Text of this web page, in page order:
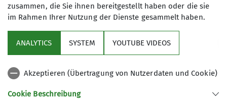
Service
Links
zusammen, die Sie ihnen bereitgestellt haben oder die sie
im Rahmen Ihrer Nutzung der Dienste gesammelt haben.
ANALYTICS SYSTEM YOUTUBE VIDEOS
Akzeptieren (Übertragung von Nutzerdaten und Cookie)
Cookie Beschreibung